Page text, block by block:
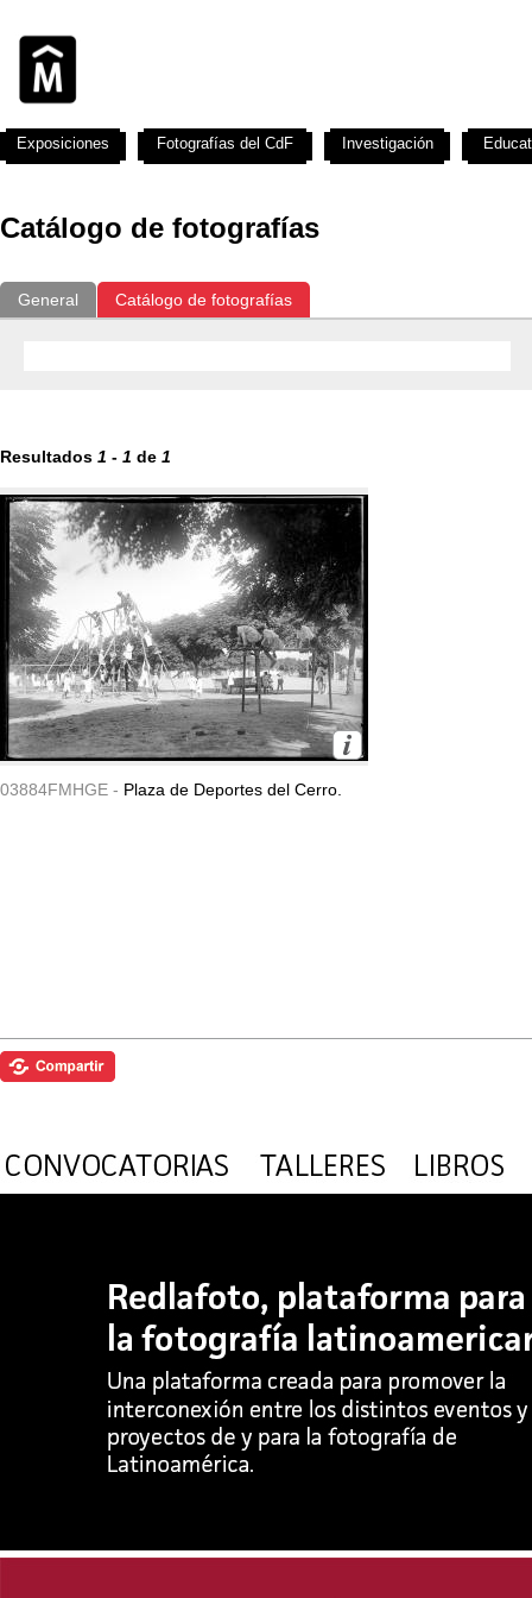
Catálogo de fotografías
General Catálogo de fotografías
Resultados 1 - 1 de 1
03884FMHGE - Plaza de Deportes del Cerro.
Exposiciones Fotografías del CdF Investigación